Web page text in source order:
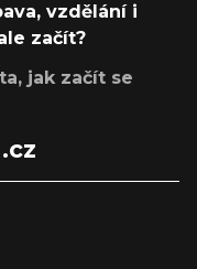
vzdělání i
začít?
jak začít se